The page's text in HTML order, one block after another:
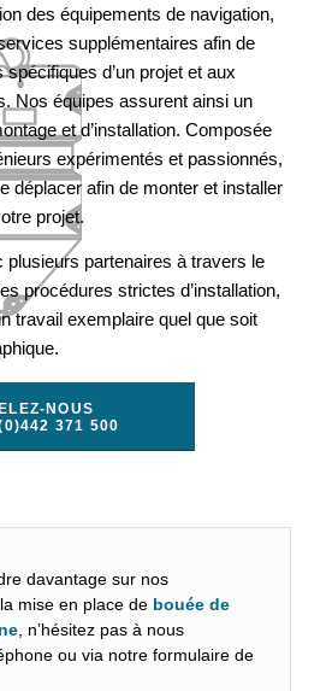
des équipements de navigation,
supplémentaires afin de
d’un projet et aux
Nos équipes assurent ainsi un
et d’installation. Composée
expérimentés et passionnés,
déplacer afin de monter et installer
projet.
plusieurs partenaires à travers le
procédures strictes d’installation,
travail exemplaire quel que soit
NOUS
371 500
davantage sur nos
mise en place de bouée de
, n’hésitez pas à nous
ou via notre formulaire de